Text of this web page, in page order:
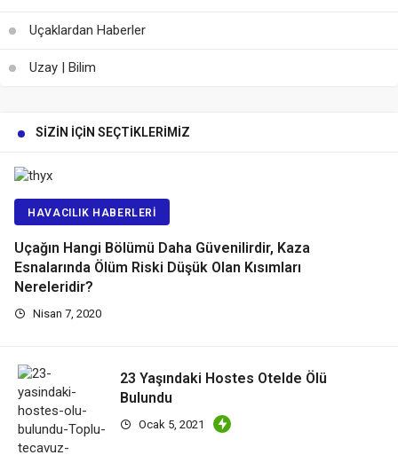
Uçaklardan Haberler
Uzay | Bilim
SIZIN İÇIN SEÇTIKLERIMIZ
HAVACILIK HABERLERI
Uçağın Hangi Bölümü Daha Güvenilirdir, Kaza
Esnalarında Ölüm Riski Düşük Olan Kısımları
Nereleridir?
Nisan 7, 2020
23 Yaşındaki Hostes Otelde Ölü
Bulundu
Ocak 5, 2021